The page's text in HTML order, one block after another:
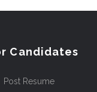
Candidates
Post Resume